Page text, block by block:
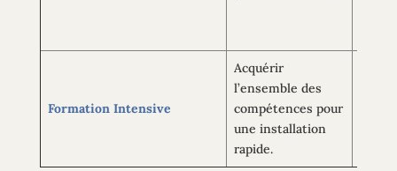
Formation Intensive
Acquérir
l’ensemble des
compétences pour
une installation
rapide.